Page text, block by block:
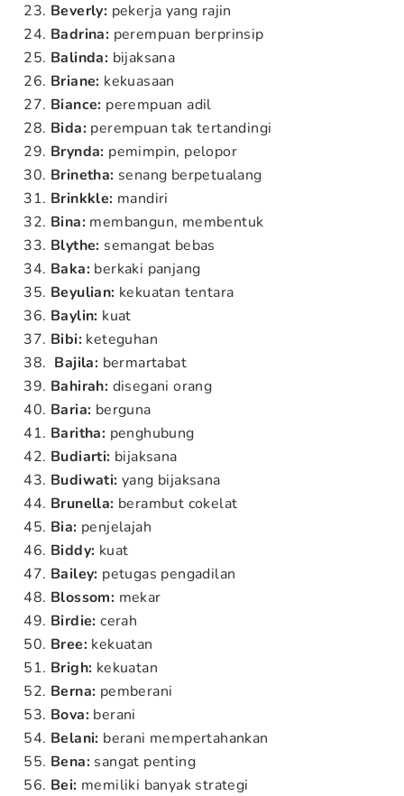
Beverly: pekerja yang rajin
Badrina: perempuan berprinsip
Balinda: bijaksana
Briane: kekuasaan
Biance: perempuan adil
Bida: perempuan tak tertandingi
Brynda: pemimpin, pelopor
Brinetha: senang berpetualang
Brinkkle: mandiri
Bina: membangun, membentuk
Blythe: semangat bebas
Baka: berkaki panjang
Beyulian: kekuatan tentara
Baylin: kuat
Bibi: keteguhan
Bajila: bermartabat
Bahirah: disegani orang
Baria: berguna
Baritha: penghubung
Budiarti: bijaksana
Budiwati: yang bijaksana
Brunella: berambut cokelat
Bia: penjelajah
Biddy: kuat
Bailey: petugas pengadilan
Blossom: mekar
Birdie:cerah
Bree: kekuatan
Brigh: kekuatan
Berna: pemberani
Bova: berani
Belani: berani mempertahankan
Bena: sangat penting
Bei: memiliki banyak strategi